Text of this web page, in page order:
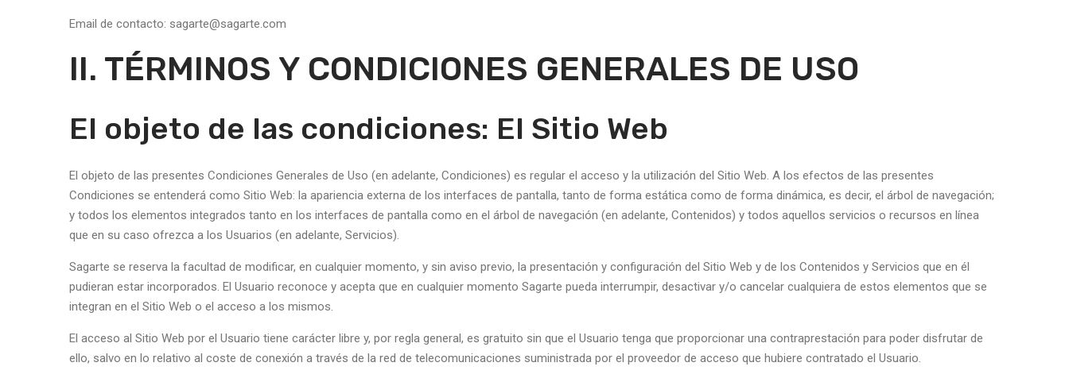
Email de contacto: sagarte@sagarte.com
II. TÉRMINOS Y CONDICIONES GENERALES DE USO
El objeto de las condiciones: El Sitio Web
El objeto de las presentes Condiciones Generales de Uso (en adelante, Condiciones) es regular el acceso y la utilización del Sitio Web. A los efectos de las presentes
Condiciones se entenderá como Sitio Web: la apariencia externa de los interfaces de pantalla, tanto de forma estática como de forma dinámica, es decir, el árbol de navegación;
y todos los elementos integrados tanto en los interfaces de pantalla como en el árbol de navegación (en adelante, Contenidos) y todos aquellos servicios o recursos en línea
que en su caso ofrezca a los Usuarios (en adelante, Servicios).
Sagarte se reserva la facultad de modificar, en cualquier momento, y sin aviso previo, la presentación y configuración del Sitio Web y de los Contenidos y Servicios que en él
pudieran estar incorporados. El Usuario reconoce y acepta que en cualquier momento Sagarte pueda interrumpir, desactivar y/o cancelar cualquiera de estos elementos que se
integran en el Sitio Web o el acceso a los mismos.
El acceso al Sitio Web por el Usuario tiene carácter libre y, por regla general, es gratuito sin que el Usuario tenga que proporcionar una contraprestación para poder disfrutar de
ello, salvo en lo relativo al coste de conexión a través de la red de telecomunicaciones suministrada por el proveedor de acceso que hubiere contratado el Usuario.